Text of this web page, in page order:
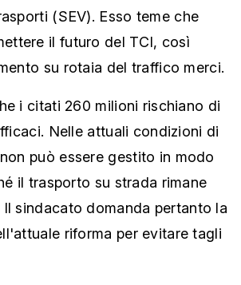
(SEV). Esso teme che
il futuro del TCI, così
su rotaia del traffico merci.
i citati 260 milioni rischiano di
Nelle attuali condizioni di
può essere gestito in modo
il trasporto su strada rimane
sindacato domanda pertanto la
riforma per evitare tagli